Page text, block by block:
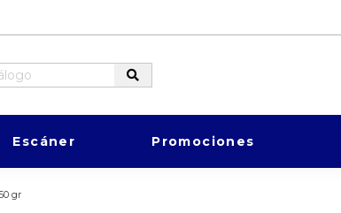
Escáner Promociones
gr